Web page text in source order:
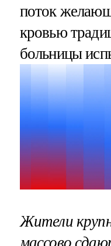
поток
кровью
больницы
Жители
массово